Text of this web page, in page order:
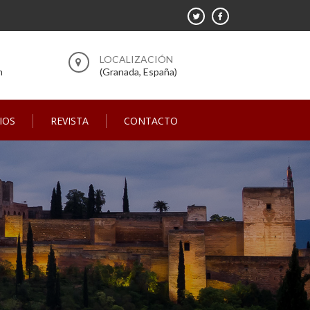
(Granada, España)
REVISTA CONTACTO